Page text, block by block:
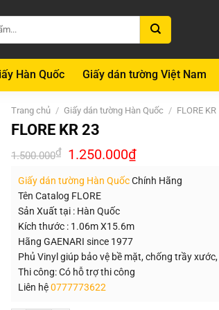
Hàn Quốc Giấy dán tường Việt Nam
Trang chủ / Giấy dán tường Hàn Quốc / FLORE KR
FLORE KR 23
1.500.000₫ Giá
gốc
1.500.000₫.
1.250.000₫Giá
hiện
là:
Giấy dán tường Hàn QuốcChính Hãng
Tên Catalog FLORE
Sản Xuất tại : Hàn Quốc
Kích thước : 1.06m X15.6m
Hãng GAENARI since 1977
Phủ Vinyl giúp bảo vệ bề mặt, chống trầy
Thi công: Có hỗ trợ thi công
Liên hệ0777773622